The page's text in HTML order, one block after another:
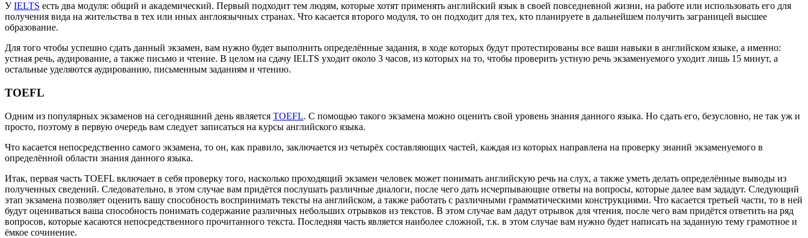
УIELTS есть два модуля: общий и академический. Первый подходит тем людям, которые хотят применять английский язык в своей повседневной жизни, на работе или использовать его для
получения вида на жительства в тех или иных англоязычных странах. Что касается второго модуля, то он подходит для тех, кто планируете в дальнейшем получить заграницей высшее
образование.
Для того чтобы успешно сдать данный экзамен, вам нужно будет выполнить определённые задания, в ходе которых будут протестированы все ваши навыки в английском языке, а именно:
устная речь, аудирование, а также письмо и чтение. В целом на сдачу IELTS уходит около 3 часов, из которых на то, чтобы проверить устную речь экзаменуемого уходит лишь 15 минут, а
остальные уделяются аудированию, письменным заданиям и чтению.
TOEFL
Одним из популярных экзаменов на сегодняшний день является TOEFL. С помощью такого экзамена можно оценить свой уровень знания данного языка. Но сдать его, безусловно, не так уж и
просто, поэтому в первую очередь вам следует записаться на курсы английского языка.
Что касается непосредственно самого экзамена, то он, как правило, заключается из четырёх составляющих частей, каждая из которых направлена на проверку знаний экзаменуемого в
определённой области знания данного языка.
Итак, первая часть TOEFL включает в себя проверку того, насколько проходящий экзамен человек может понимать английскую речь на слух, а также уметь делать определённые выводы из
полученных сведений. Следовательно, в этом случае вам придётся послушать различные диалоги, после чего дать исчерпывающие ответы на вопросы, которые далее вам зададут. Следующий
этап экзамена позволяет оценить вашу способность воспринимать тексты на английском, а также работать с различными грамматическими конструкциями. Что касается третьей части, то в ней
будут оцениваться ваша способность понимать содержание различных небольших отрывков из текстов. В этом случае вам дадут отрывок для чтения, после чего вам придётся ответить на ряд
вопросов, которые касаются непосредственного прочитанного текста. Последняя часть является наиболее сложной, т.к. в этом случае вам нужно будет написать на заданную тему грамотное и
ёмкое сочинение.